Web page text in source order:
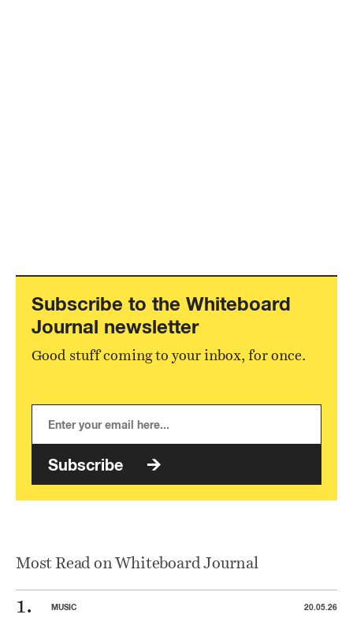
Subscribe to the Whiteboard
Journal newsletter
Good stuff coming to your inbox, for once.
Subscribe
Most Read on Whiteboard Journal
MUSIC 20.05.26